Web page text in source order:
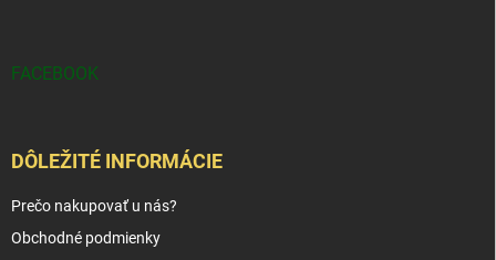
FACEBOOK
DÔLEŽITÉ INFORMÁCIE
Prečo nakupovať u nás?
Obchodné podmienky